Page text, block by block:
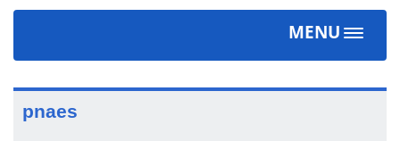
MENU
Toggle
pnaes